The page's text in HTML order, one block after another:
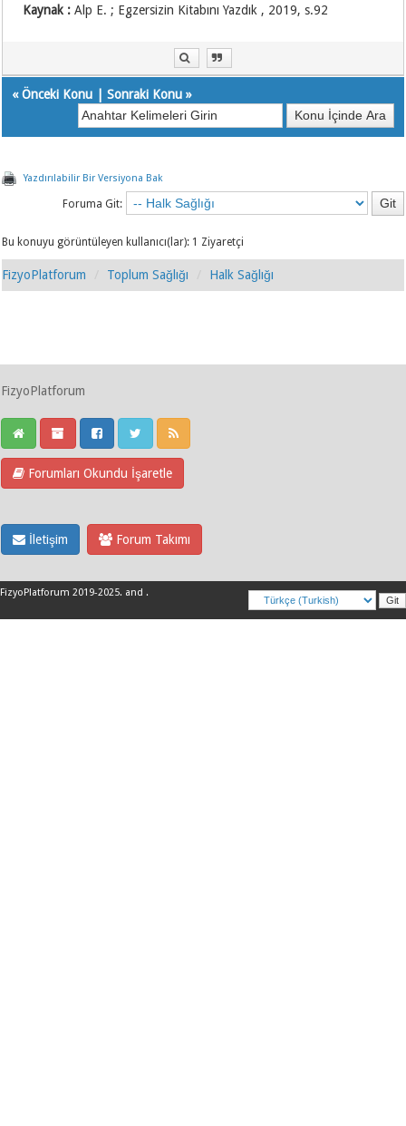
Kaynak : Alp E. ; Egzersizin Kitabını Yazdık , 2019, s.92
«Önceki Konu |Sonraki Konu »
Yazdırılabilir Bir Versiyona Bak
Foruma Git:
Bu konuyu görüntüleyen kullanıcı(lar): 1 Ziyaretçi
FizyoPlatforum Toplum Sağlığı Halk Sağlığı
FizyoPlatforum
Forumları Okundu İşaretle
İletişim Forum Takımı
FizyoPlatforum 2019-2025. and .